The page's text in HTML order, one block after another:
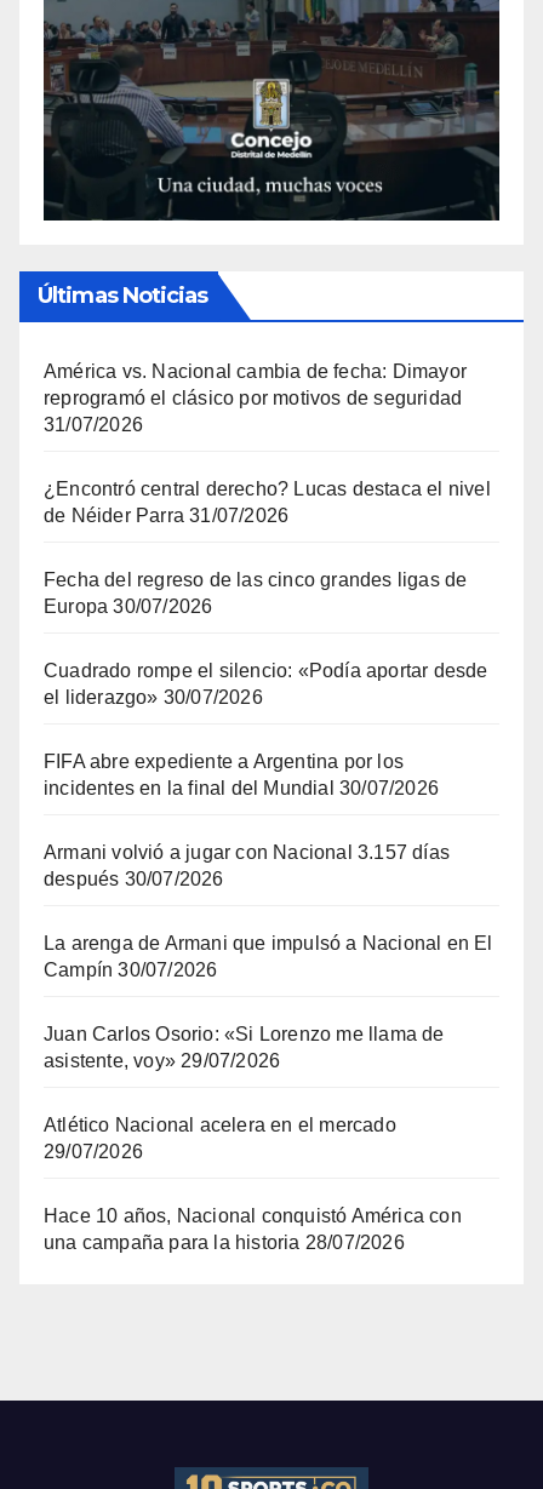
Últimas Noticias
América vs. Nacional cambia de fecha: Dimayor
reprogramó el clásico por motivos de seguridad
31/07/2026
¿Encontró central derecho? Lucas destaca el nivel
de Néider Parra 31/07/2026
Fecha del regreso de las cinco grandes ligas de
Europa 30/07/2026
Cuadrado rompe el silencio: «Podía aportar desde
el liderazgo» 30/07/2026
FIFA abre expediente a Argentina por los
incidentes en la final del Mundial 30/07/2026
Armani volvió a jugar con Nacional 3.157 días
después 30/07/2026
La arenga de Armani que impulsó a Nacional en El
Campín 30/07/2026
Juan Carlos Osorio: «Si Lorenzo me llama de
asistente, voy» 29/07/2026
Atlético Nacional acelera en el mercado
29/07/2026
Hace 10 años, Nacional conquistó América con
una campaña para la historia 28/07/2026